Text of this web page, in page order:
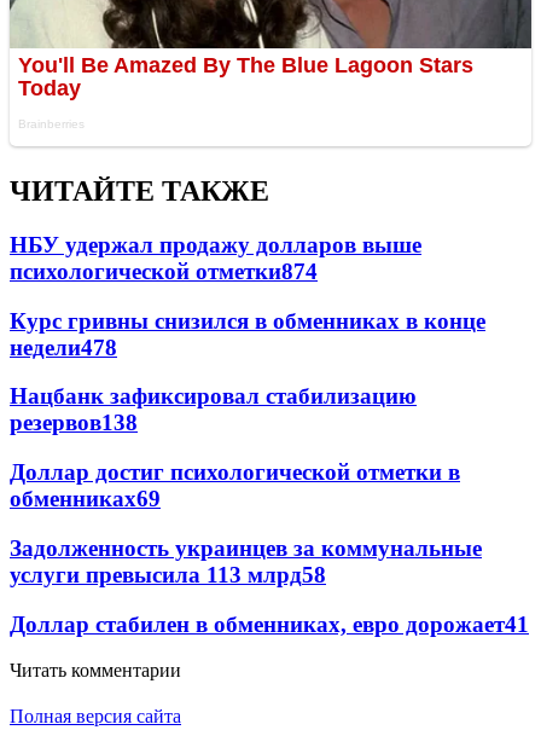
ЧИТАЙТЕ ТАКЖЕ
НБУ удержал продажу долларов выше
психологической отметки874
Курс гривны снизился в обменниках в конце
недели478
Нацбанк зафиксировал стабилизацию
резервов138
Доллар достиг психологической отметки в
обменниках69
Задолженность украинцев за коммунальные
услуги превысила 113 млрд58
Доллар стабилен в обменниках, евро дорожает41
Читать комментарии
Полная версия сайта